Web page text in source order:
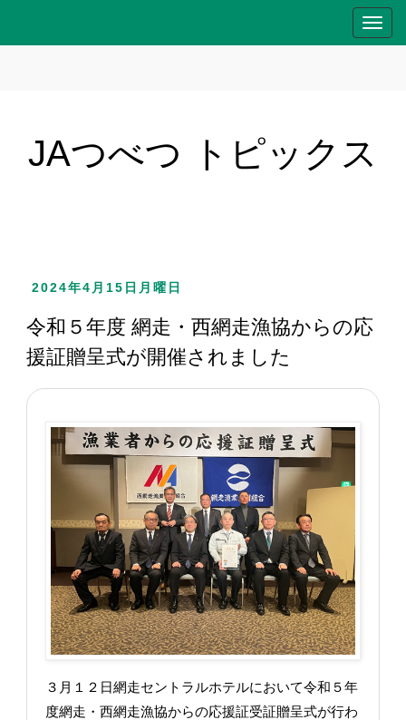
T
o
o
JAつべつ トピックス
2024年4月15日月曜日
令和５年度 網走・西網走漁協からの応
援証贈呈式が開催されました
３月１２日網走セントラルホテルにおいて令和５年
度網走・西網走漁協からの応援証受証贈呈式が行わ